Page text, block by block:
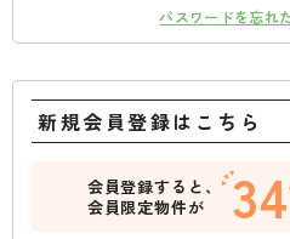
パスワードを忘れ
新規会員登録はこちら
会員登録すると、
会員限定物件が